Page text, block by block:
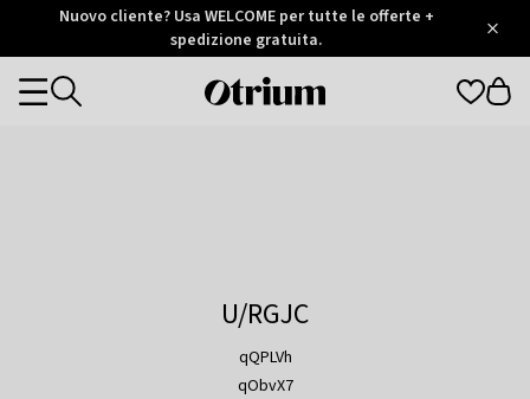
Otrium
Trustpilot
Nuovo cliente? Usa WELCOME per tutte le offerte +
spedizione gratuita.
Otrium
Categories
U/RGJC
qQPLVh
qObvX7